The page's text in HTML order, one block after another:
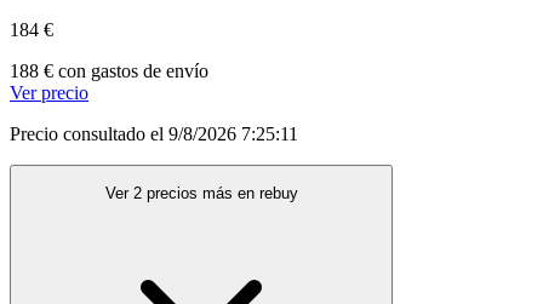
184 €
188 € con gastos de envío
Ver precio
Precio consultado el 9/8/2026 7:25:11
Ver 2 precios más en rebuy